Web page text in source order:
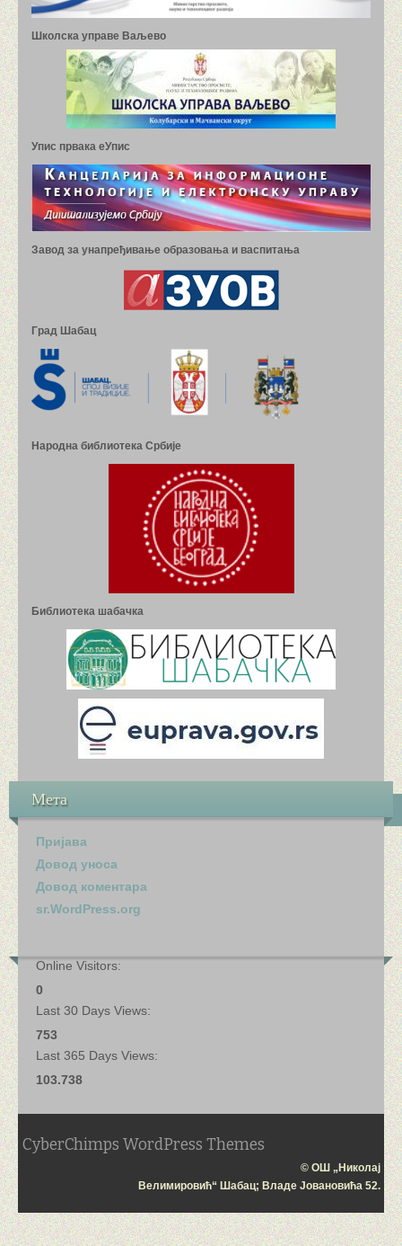
Школска управе Ваљево
Упис првака еУпис
Завод за унапређивање образовања и васпитања
Град Шабац
Народна библиотека Србије
Библиотека шабачка
Мета
Пријава
Довод уноса
Довод коментара
sr.WordPress.org
Online Visitors:
0
Last 30 Days Views:
753
Last 365 Days Views:
103.738
CyberChimps WordPress Themes
© ОШ „Николај
Велимировић“ Шабац; Владе Јовановића 52.